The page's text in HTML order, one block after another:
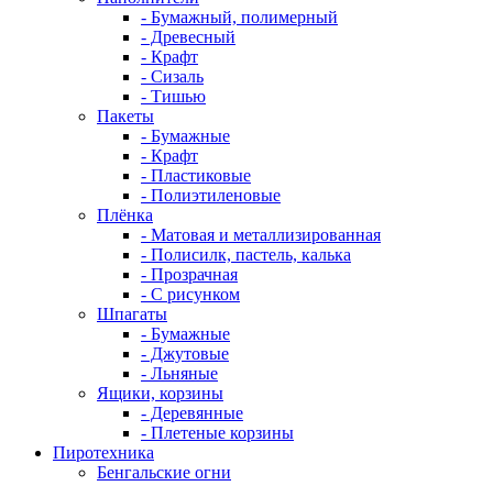
- Бумажный, полимерный
- Древесный
- Крафт
- Сизаль
- Тишью
Пакеты
- Бумажные
- Крафт
- Пластиковые
- Полиэтиленовые
Плёнка
- Матовая и металлизированная
- Полисилк, пастель, калька
- Прозрачная
- С рисунком
Шпагаты
- Бумажные
- Джутовые
- Льняные
Ящики, корзины
- Деревянные
- Плетеные корзины
Пиротехника
Бенгальские огни